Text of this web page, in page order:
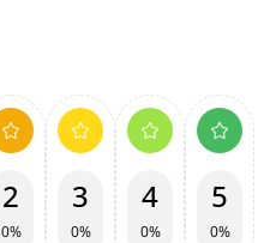
2
0%
3
0%
4
0%
5
0%